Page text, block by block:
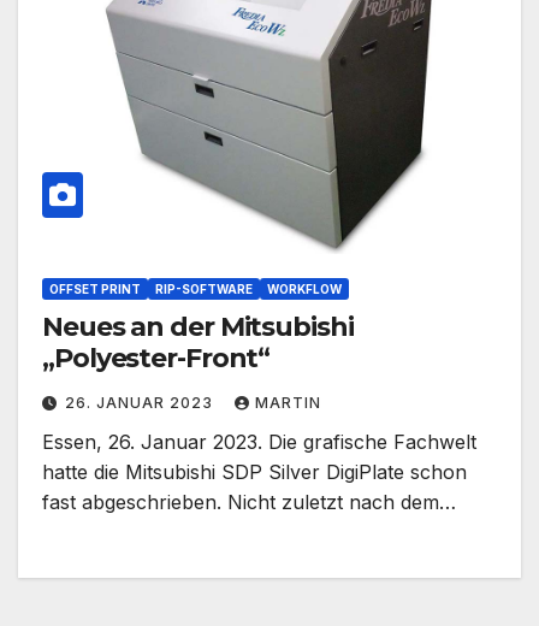
OFFSET PRINT RIP-SOFTWARE WORKFLOW
Neues an der Mitsubishi
„Polyester-Front“
26. JANUAR 2023 MARTIN
Essen, 26. Januar 2023. Die grafische Fachwelt
hatte die Mitsubishi SDP Silver DigiPlate schon
fast abgeschrieben. Nicht zuletzt nach dem…